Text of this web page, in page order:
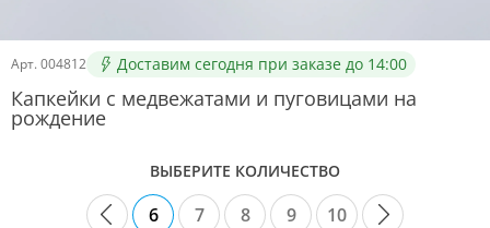
Арт. 004812 Доставим сегодня при заказе до 14:00
Капкейки с медвежатами и пуговицами на
рождение
ВЫБЕРИТЕ КОЛИЧЕСТВО
6 7 8 9 10